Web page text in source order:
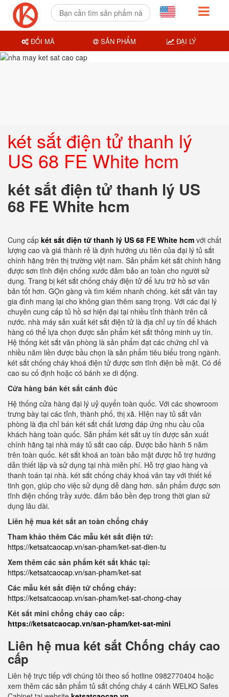
két sắt điện tử thanh lý
US 68 FE White hcm
két sắt điện tử thanh lý US
68 FE White hcm
Cung cấp két sắt điện tử thanh lý US 68 FE White hcm với chất
lượng cao và giá thành rẻ là định hướng ưu tiên của đại lý tủ sắt
chính hãng trên thị trường việt nam. Sản phẩm két sắt chính hãng
được sơn tĩnh điện chống xước đảm bảo an toàn cho người sử
dụng. Trang bị két sắt chống cháy điện tử để lưu trữ hồ sơ văn
bản tốt hơn. GỌn gàng và tìm kiếm nhanh chóng. két sắt vân tay
gia đình mang lại cho không gian thêm sang trọng. Với các đại lý
chuyên cung cấp tủ hồ sơ hiện đại tại nhiều tỉnh thành trên cả
nước. nhà máy sản xuất két sắt điện tử là địa chỉ uy tín để khách
hàng có thể lựa chọn được sản phẩm két sắt thông minh uy tín.
Hệ thống két sắt văn phòng là sản phẩm đạt các chứng chỉ và
nhiều năm liền được bầu chọn là sản phẩm tiêu biểu trong ngành.
két sắt chống cháy khoá điện tử được sơn tĩnh điện bề mặt. Có đế
cao su cố định hoặc có bánh xe di động.
Cửa hàng bán két sắt cánh đúc
Hệ thống cửa hàng đại lý uỷ quyển toàn quốc. Với các showroom
trưng bày tại các tỉnh, thành phố, thị xã. HIện nay tủ sắt văn
phòng là địa chỉ bán két sắt chất lương đáp ứng nhu cầu của
khách hàng toàn quốc. Sản phẩm két sắt uy tín được sản xuất
chính hãng tại nhà máy tủ sắt cao cấp. Được bảo hành 5 năm
trên toàn quốc. két sắt khoá an toàn bảo mật được hỗ trợ hướng
dẫn thiết lập và sử dụng tại nhà miễn phí. Hỗ trợ giao hàng và
thanh toán tại nhà. két sắt chống cháy khoá vân tay với thiết kế
tinh gọn, giúp cho việc sử dụng dễ dàng hơn. sản phẩm được sơn
tĩnh điện chống trầy xước. đảm bảo bền đẹp trong thời gian sử
dụng lâu dài.
Liên hệ mua két sắt an toàn chống cháy
Tham khảo thêm Các mẫu két sắt điện tử:
https://ketsatcaocap.vn/san-pham/ket-sat-dien-tu
Xem thêm các sản phẩm két sắt khác tại:
https://ketsatcaocap.vn/san-pham/ket-sat
Các mẫu két sắt điện tử chống cháy:
https://ketsatcaocap.vn/san-pham/ket-sat-chong-chay
Két sắt mini chống cháy cao cấp:
https://ketsatcaocap.vn/san-pham/ket-sat-mini
Liên hệ mua két sắt Chống cháy cao
cấp
Liên hệ trực tiếp với chúng tôi theo số hotline 0982770404 hoặc
xem thêm các sản phẩm tủ sắt chống cháy 4 cánh WELKO Safes
ĐỔI MÃ SẢN PHẨM ĐẠI LÝ